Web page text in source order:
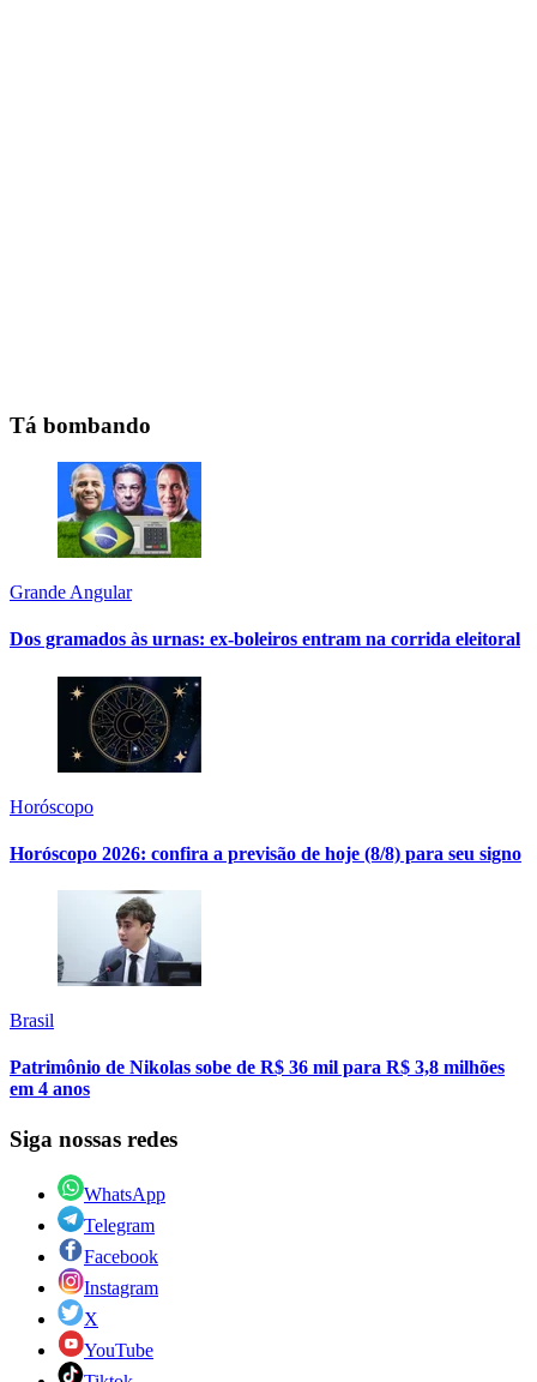
Tá bombando
Grande Angular
Dos gramados às urnas: ex-boleiros entram na corrida eleitoral
Horóscopo
Horóscopo 2026: confira a previsão de hoje (8/8) para seu signo
Brasil
Patrimônio de Nikolas sobe de R$ 36 mil para R$ 3,8 milhões
em 4 anos
Siga nossas redes
WhatsApp
Telegram
Facebook
Instagram
X
YouTube